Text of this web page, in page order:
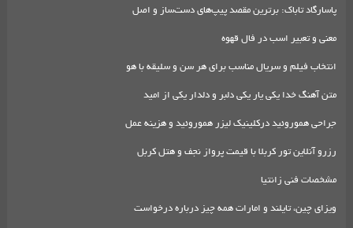
پاسارگاد تاباک: برترین مقصد پیپ‌های دست‌ساز و اصل
معنی و تعبیر اسب در فال قهوه
انتخاب فیلم و سریال مناسب برای هر سن و سلیقه با هو
متن آهنگ خدا یکی یار یکی دلبر و دلدار یکی از امید
جراحی هموروئید درکلینیک لیزر هموروئید و هزینه عمل
رزرو آنلاین تور کربلا با قیمت پرواز نجف و هتل کربل
مشخصات فنی زانتیا
ویزای چین، تایلند و امارات همه چیز درباره درخواست